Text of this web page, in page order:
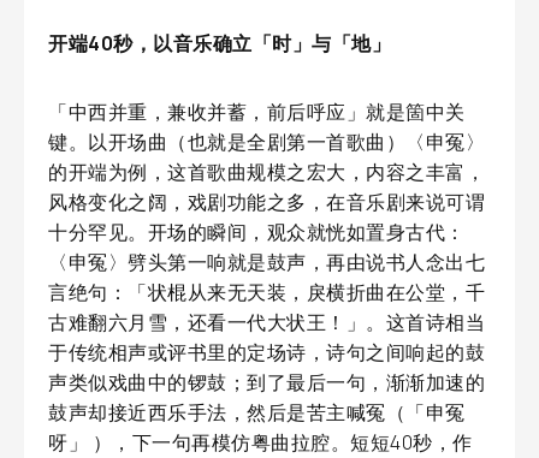
开端40秒，以音乐确立「时」与「地」
「中西并重，兼收并蓄，前后呼应」就是箇中关
键。以开场曲（也就是全剧第一首歌曲）〈申冤〉
的开端为例，这首歌曲规模之宏大，内容之丰富，
风格变化之阔，戏剧功能之多，在音乐剧来说可谓
十分罕见。开场的瞬间，观众就恍如置身古代：
〈申冤〉劈头第一响就是鼓声，再由说书人念出七
言绝句：「状棍从来无天装，戾横折曲在公堂，千
古难翻六月雪，还看一代大状王！」。这首诗相当
于传统相声或评书里的定场诗，诗句之间响起的鼓
声类似戏曲中的锣鼓；到了最后一句，渐渐加速的
鼓声却接近西乐手法，然后是苦主喊冤（「申冤
呀」 ），下一句再模仿粤曲拉腔。短短40秒，作